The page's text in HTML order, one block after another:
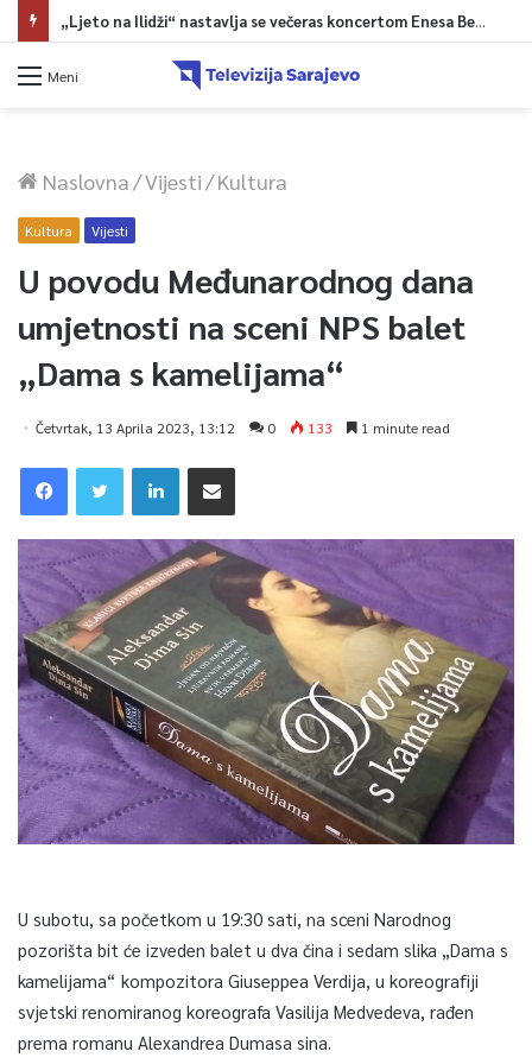
„Ljeto na Ilidži“ nastavlja se večeras koncertom Enesa Begovića
Meni
Naslovna/Vijesti/Kultura
Kultura Vijesti
U povodu Međunarodnog dana
umjetnosti na sceni NPS balet
„Dama s kamelijama“
Četvrtak, 13 Aprila 2023, 13:12 0 133 1 minute read
U subotu, sa početkom u 19:30 sati, na sceni Narodnog
pozorišta bit će izveden balet u dva čina i sedam slika „Dama s
kamelijama“ kompozitora Giuseppea Verdija, u koreografiji
svjetski renomiranog koreografa Vasilija Medvedeva, rađen
prema romanu Alexandrea Dumasa sina.